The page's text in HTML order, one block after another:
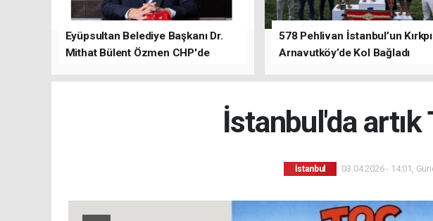
Eyüpsultan Belediye Başkanı Dr.
Mithat Bülent Özmen CHP'de
578 Pehlivan İstanbul’un
Arnavutköy’de Kol Bağladı
İstanbul'da
İstanbul 03.04.2026 - 14:01,